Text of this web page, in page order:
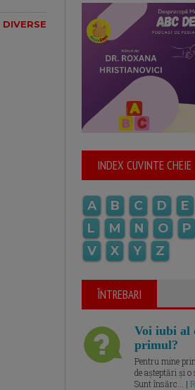
DIVERSE
INDEX CUVINTE CHEIE
A B C D E
L
M N O P
V
X Y Z
ÎNTREBARI
Voi iubi al
primul?
Pentru mine
de așteptări și o
Sunt însărc... |